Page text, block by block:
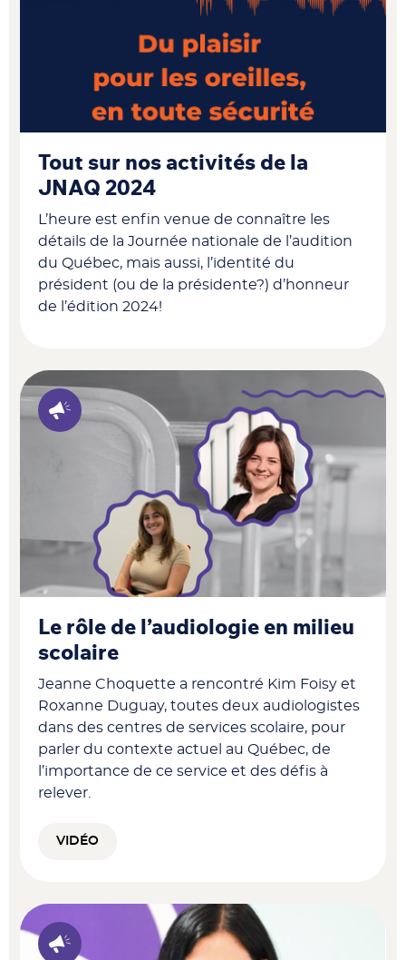
Tout sur nos activités de la
JNAQ 2024
L’heure est enfin venue de connaître les
détails de la Journée nationale de l’audition
du Québec, mais aussi, l’identité du
président (ou de la présidente?) d’honneur
de l’édition 2024!
Le rôle de l’audiologie en milieu
scolaire
Jeanne Choquette a rencontré Kim Foisy et
Roxanne Duguay, toutes deux audiologistes
dans des centres de services scolaire, pour
parler du contexte actuel au Québec, de
l’importance de ce service et des défis à
relever.
VIDÉO